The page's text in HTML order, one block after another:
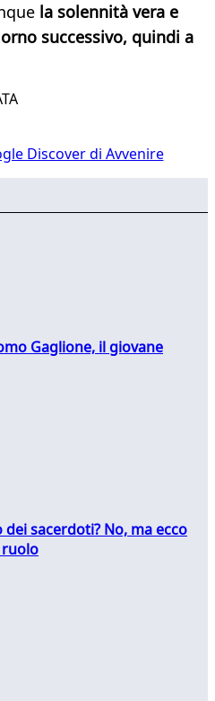
la solennità vera e
successivo, quindi a
Discover di Avvenire
Gaglione, il giovane
sacerdoti? No, ma ecco
ruolo